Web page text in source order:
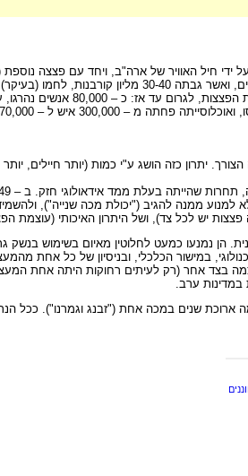
על ידי חיל האוויר של ארה"ב, ויחד עם פצצה
יתרון כזה הושג ע"י כמות (יותר חיילים,
ממנה להגיב ("יכולת מכה שנייה"),
יש לכל צד), ושל היתרון האיכותי (עוצמת
הן נמנעו כמעט לחלוטין מאיום בשימוש בנשק
התנהלה במישור המדעי-טכנולוגי, במישור הכלכלי,
אחר (רק לעיתים רחוקות היתה אחת
ערב.
ארוכת שנים במכה אחת ("זבנג וגמרנו").